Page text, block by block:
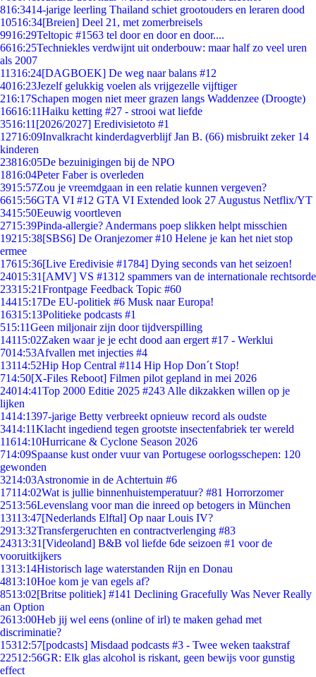
816:3414-jarige leerling Thailand schiet grootouders en leraren dood
10516:34[Breien] Deel 21, met zomerbreisels
9916:29Teltopic #1563 tel door en door en door....
6616:25Techniekles verdwijnt uit onderbouw: maar half zo veel uren
als 2007
11316:24[DAGBOEK] De weg naar balans #12
4016:23Jezelf gelukkig voelen als vrijgezelle vijftiger
216:17Schapen mogen niet meer grazen langs Waddenzee (Droogte)
16616:11Haiku ketting #27 - strooi wat liefde
3516:11 [2026/2027] Eredivisietoto #1
12716:09Invalkracht kinderdagverblijf Jan B. (66) misbruikt zeker 14
kinderen
23816:05De bezuinigingen bij de NPO
1816:04Peter Faber is overleden
3915:57Zou je vreemdgaan in een relatie kunnen vergeven?
6615:56GTA VI #12 GTA VI Extended look 27 Augustus Netflix/YT
3415:50Eeuwig voortleven
2715:39Pinda-allergie? Andermans poep slikken helpt misschien
19215:38[SBS6] De Oranjezomer #10 Helene je kan het niet stop
ermee
17615:36[Live Eredivisie #1784] Dying seconds van het seizoen!
24015:31 [AMV] VS #1312 spammers van de internationale rechtsorde
23315:21Frontpage Feedback Topic #60
14415:17De EU-politiek #6 Musk naar Europa!
16315:13Politieke podcasts #1
515:11Geen miljonair zijn door tijdverspilling
14115:02Zaken waar je je echt dood aan ergert #17 - Werklui
7014:53Afvallen met injecties #4
13114:52Hip Hop Central #114 Hip Hop Don´t Stop!
714:50[X-Files Reboot] Filmen pilot gepland in mei 2026
24014:41Top 2000 Editie 2025 #243 Alle dikzakken willen op je
lijken
1414:1397-jarige Betty verbreekt opnieuw record als oudste
3414:11Klacht ingediend tegen grootste insectenfabriek ter wereld
11614:10Hurricane & Cyclone Season 2026
714:09Spaanse kust onder vuur van Portugese oorlogsschepen: 120
gewonden
3214:03Astronomie in de Achtertuin #6
17114:02Wat is jullie binnenhuistemperatuur? #81 Horrorzomer
2513:56Levenslang voor man die inreed op betogers in München
13113:47[Nederlands Elftal] Op naar Louis IV?
2913:32Transfergeruchten en contractverlenging #83
24313:31 [Videoland] B&B vol liefde 6de seizoen #1 voor de
vooruitkijkers
1313:14Historisch lage waterstanden Rijn en Donau
4813:10Hoe kom je van egels af?
8513:02[Britse politiek] #141 Declining Gracefully Was Never Really
an Option
2613:00Heb jij wel eens (online of irl) te maken gehad met
discriminatie?
15312:57[podcasts] Misdaad podcasts #3 - Twee weken taakstraf
22512:56GR: Elk glas alcohol is riskant, geen bewijs voor gunstig
effect